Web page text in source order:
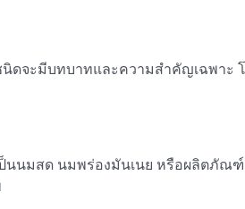
ดจะมีบทบาทและความสำคัญเฉพา
นนมสด นมพร่องมันเนย หรือผลิตภั